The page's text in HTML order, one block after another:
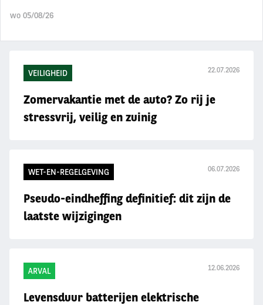
wo 05/08/26
VEILIGHEID 22.07.2026
Zomervakantie met de auto? Zo rij je
stressvrij, veilig en zuinig
WET-EN-REGELGEVING 06.07.2026
Pseudo-eindheffing definitief: dit zijn de
laatste wijzigingen
ARVAL 12.06.2026
Levensduur batterijen elektrische